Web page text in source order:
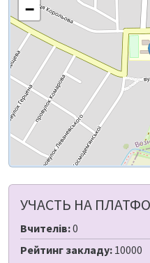
−
УЧАСТЬ НА
Вчителів:0
Рейтинг закладу: 10000